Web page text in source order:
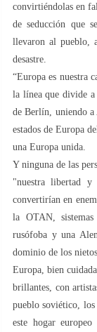
convirtiéndolas en
de seducción que
llevaron al pueblo,
desastre.
“Europa es nuestra
la línea que divide
de Berlín, uniendo a
estados de Europa
una Europa unida.
Y ninguna de las
"nuestra libertad y
convertirían en
la OTAN, sistemas
rusófoba y una
dominio de los nietos
Europa, bien
brillantes, con
pueblo soviético,
este hogar